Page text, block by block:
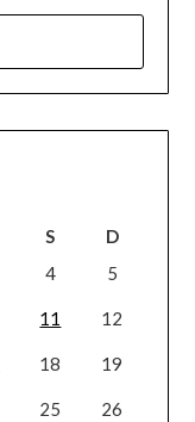
S
D
4 5
11 12
18 19
25 26